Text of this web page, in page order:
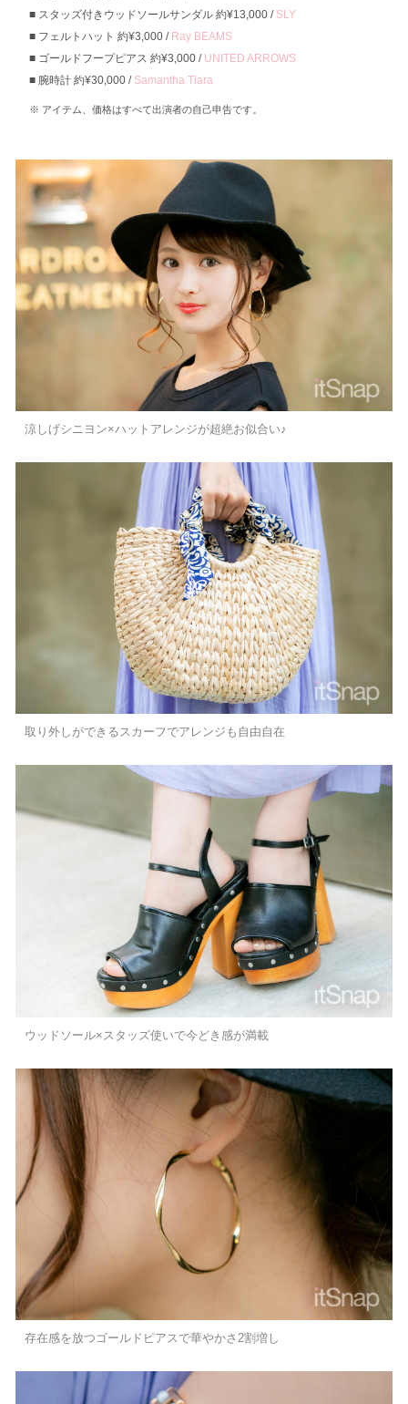
スタッズ付きウッドソールサンダル 約¥13,000 / SLY
フェルトハット 約¥3,000 / Ray BEAMS
ゴールドフープピアス 約¥3,000 / UNITED ARROWS
腕時計 約¥30,000 / Samantha Tiara
アイテム、価格はすべて出演者の自己申告です。
涼しげシニヨン×ハットアレンジが超絶お似合い♪
取り外しができるスカーフでアレンジも自由自在
ウッドソール×スタッズ使いで今どき感が満載
存在感を放つゴールドピアスで華やかさ2割増し